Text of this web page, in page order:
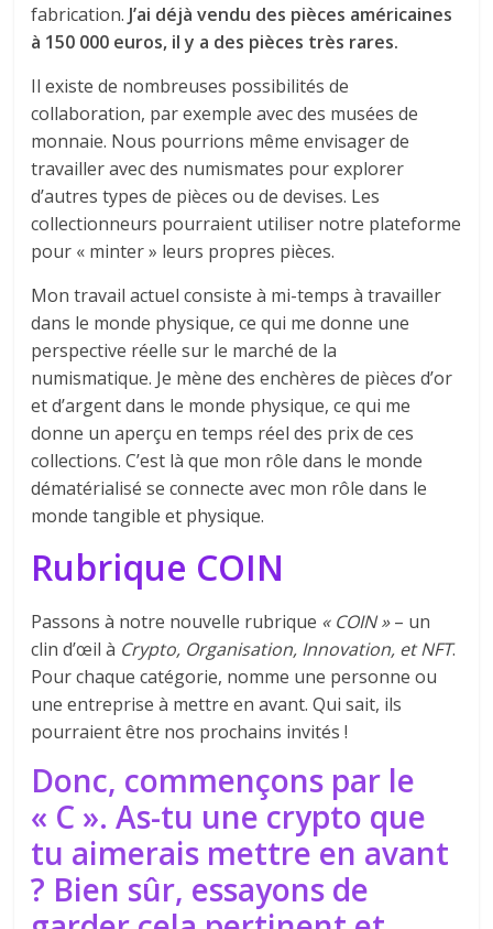
fabrication. J’ai déjà vendu des pièces américaines
à 150 000 euros, il y a des pièces très rares.
Il existe de nombreuses possibilités de
collaboration, par exemple avec des musées de
monnaie. Nous pourrions même envisager de
travailler avec des numismates pour explorer
d’autres types de pièces ou de devises. Les
collectionneurs pourraient utiliser notre plateforme
pour « minter » leurs propres pièces.
Mon travail actuel consiste à mi-temps à travailler
dans le monde physique, ce qui me donne une
perspective réelle sur le marché de la
numismatique. Je mène des enchères de pièces d’or
et d’argent dans le monde physique, ce qui me
donne un aperçu en temps réel des prix de ces
collections. C’est là que mon rôle dans le monde
dématérialisé se connecte avec mon rôle dans le
monde tangible et physique.
Rubrique COIN
Passons à notre nouvelle rubrique « COIN »– un
clin d’œil à Crypto, Organisation, Innovation, et NFT.
Pour chaque catégorie, nomme une personne ou
une entreprise à mettre en avant. Qui sait, ils
pourraient être nos prochains invités !
Donc, commençons par le
« C ». As-tu une crypto que
tu aimerais mettre en avant
? Bien sûr, essayons de